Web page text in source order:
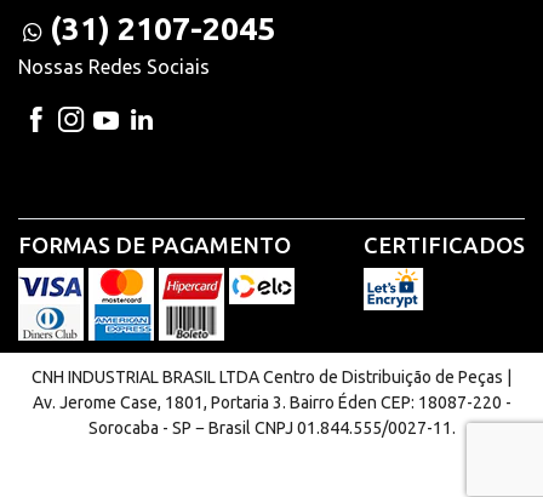
(31) 2107-2045
Nossas Redes Sociais
FORMAS DE PAGAMENTO CERTIFICADOS
CNH INDUSTRIAL BRASIL LTDA Centro de Distribuição de Peças |
Av. Jerome Case, 1801, Portaria 3. Bairro Éden CEP: 18087-220 -
Sorocaba - SP − Brasil CNPJ 01.844.555/0027-11.